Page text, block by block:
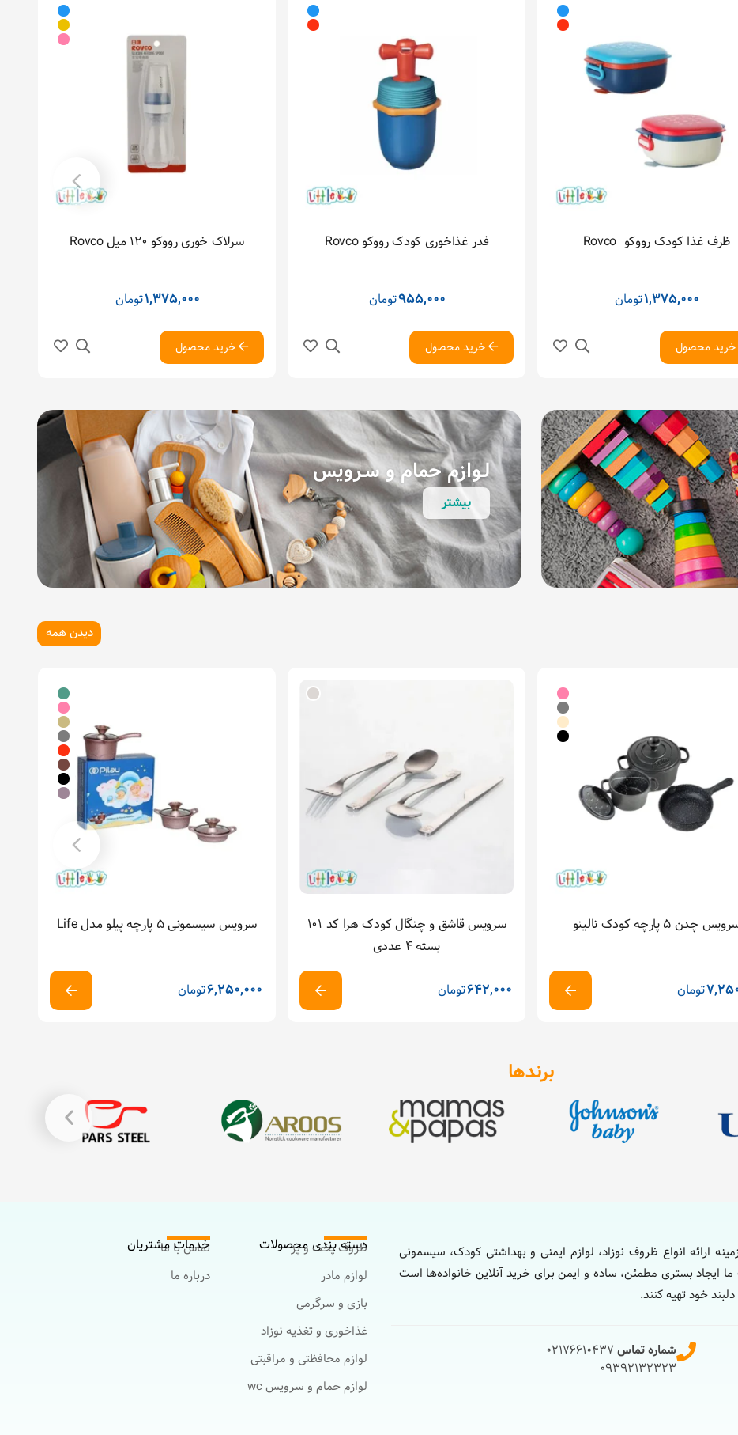
ظرف غذا کودک رووکو ‬‬ Rovco
تومان1,375,000
خرید محصول
فدر غذاخوری کودک رووکو‬‬ Rovco
تومان955,000
خرید محصول
‫سرلاک خوری رووکو‬ ‫120 میل‬‬ Rovco
تومان1,375,000
خرید محصول
لـوازم حمام و سـرویس
بیشتر
دیدن همه
چدن 5 پارچه کودک نالینو
تومان
سرویس قاشق و چنگال کودک هرا کد ۱۰۱
بسته ۴ عددی
تومان642,000
سرویس سیسمونی ۵ پارچه پیلو مدل Life
تومان6,250,000
برندها
ارائه انواع ظروف نوزاد، لوازم ایمنی و بهداشتی کودک، سیسمونی
ایجاد بستری مطمئن، ساده و ایمن برای خرید آنلاین خانواده‌ها است
خود تهیه کنند.
شماره تماس 021۷۶۶۱۰۴۳۷
۰۹۳۹۲۱۳۲۳۲۳
دسته بندی محصولات
ظروف پخت و پز
لوازم مادر
بازی و سرگرمی
غذاخوری و تغذیه نوزاد
لوازم محافظتی و مراقبتی
لوازم حمام و سرویس wc
خدمات مشتریان
تماس با ما
درباره ما